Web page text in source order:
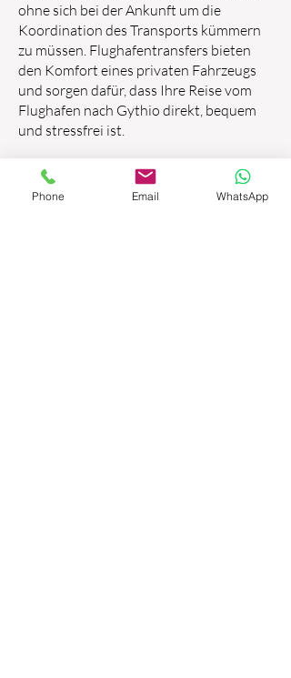
ohne sich bei der Ankunft um die
Koordination des Transports kümmern
zu müssen. Flughafentransfers bieten
den Komfort eines privaten Fahrzeugs
und sorgen dafür, dass Ihre Reise vom
Flughafen nach Gythio direkt, bequem
und stressfrei ist.
2.1 Flughafentransferdienste
verstehen
Phone Email WhatsApp